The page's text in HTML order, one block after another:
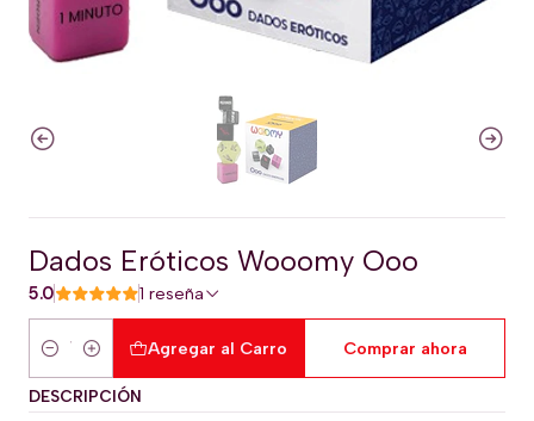
Dados Eróticos Wooomy Ooo
5.0 1 reseña
Cantidad
Agregar al Carro Comprar ahora
DESCRIPCIÓN